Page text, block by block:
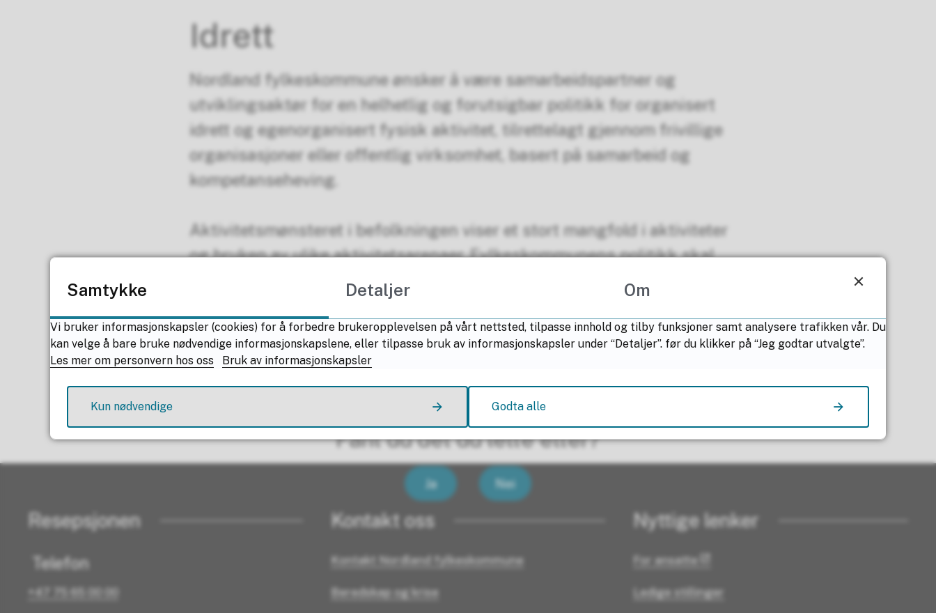
Idrett
Nordland fylkeskommune ønsker å være samarbeidspartner og
utviklingsaktør for en helhetlig og forutsigbar politikk for organisert
idrett og egenorganisert fysisk aktivitet, tilrettelagt gjennom frivillige
organisasjoner eller offentlig virksomhet, basert på samarbeid og
kompetanseheving.
Aktivitetsmønsteret i befolkningen viser et stort mangfold i aktiviteter
og bruken av ulike aktivitetsarenaer. Fylkeskommunens politikk skal
gjenspeile mangfoldet og samtidig utnytte potensialer til å få flere i
Sist endret 14.07.2026 11.33
Fant du det du lette etter?
Ja Nei
Resepsjonen
Telefon
+47 75 65 00 00
Kontakt oss
Kontakt Nordland fylkeskommune
Beredskap og krise
Nyttige lenker
For ansatte
Ledige stillinger
Samtykke Detaljer Om
Vi bruker informasjonskapsler (cookies) for å forbedre brukeropplevelsen på vårt nettsted, tilpasse innhold og tilby funksjoner samt analysere trafikken vår. Du
kan velge å bare bruke nødvendige informasjonskapslene, eller tilpasse bruk av informasjonskapsler under “Detaljer”. før du klikker på “Jeg godtar utvalgte”.
Les mer om personvern hos oss
Bruk av informasjonskapsler
Kun nødvendige Godta alle